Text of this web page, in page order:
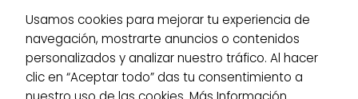
Robots de Hogar Robots Aspiradores
Roborock Qrevo Curv 2
Flow — 20.000 Pa, mopa de rodillo SpiraFlow y Reactive AI para
hogares sin enredos
Usamos cookies para mejorar tu experiencia de
navegación, mostrarte anuncios o contenidos
personalizados y analizar nuestro tráfico. Al hacer
clic en “Aceptar todo” das tu consentimiento a